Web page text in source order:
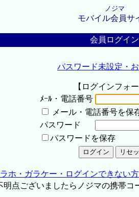
ノジマ
モバイル会員サ
会員ログイン
パスワード未設定・
【ログインフォー
ﾒｰﾙ・電話番号
メール・電話番号を保
パスワード
パスワードを保存
ホ・ガラケー・ログインできない
点ございましたらノジマの携帯コ